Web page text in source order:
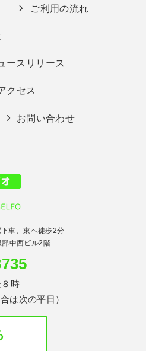
ご利用の流れ
ースリリース
クセス
お問い合わせ
車、東へ徒歩2分
中西ビル2階
時
は次の平日）